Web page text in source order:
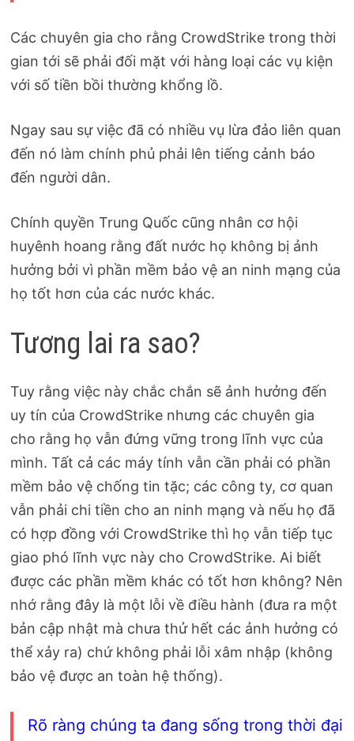
Các chuyên gia cho rằng CrowdStrike trong thời
gian tới sẽ phải đối mặt với hàng loại các vụ kiện
với số tiền bồi thường khổng lồ.
Ngay sau sự việc đã có nhiều vụ lừa đảo liên quan
đến nó làm chính phủ phải lên tiếng cảnh báo
đến người dân.
Chính quyền Trung Quốc cũng nhân cơ hội
huyênh hoang rằng đất nước họ không bị ảnh
hưởng bởi vì phần mềm bảo vệ an ninh mạng của
họ tốt hơn của các nước khác.
Tương lai ra sao?
Tuy rằng việc này chắc chắn sẽ ảnh hưởng đến
uy tín của CrowdStrike nhưng các chuyên gia
cho rằng họ vẫn đứng vững trong lĩnh vực của
mình. Tất cả các máy tính vẫn cần phải có phần
mềm bảo vệ chống tin tặc; các công ty, cơ quan
vẫn phải chi tiền cho an ninh mạng và nếu họ đã
có hợp đồng với CrowdStrike thì họ vẫn tiếp tục
giao phó lĩnh vực này cho CrowdStrike. Ai biết
được các phần mềm khác có tốt hơn không? Nên
nhớ rằng đây là một lỗi về điều hành (đưa ra một
bản cập nhật mà chưa thử hết các ảnh hưởng có
thể xảy ra) chứ không phải lỗi xâm nhập (không
bảo vệ được an toàn hệ thống).
Rõ ràng chúng ta đang sống trong thời đại